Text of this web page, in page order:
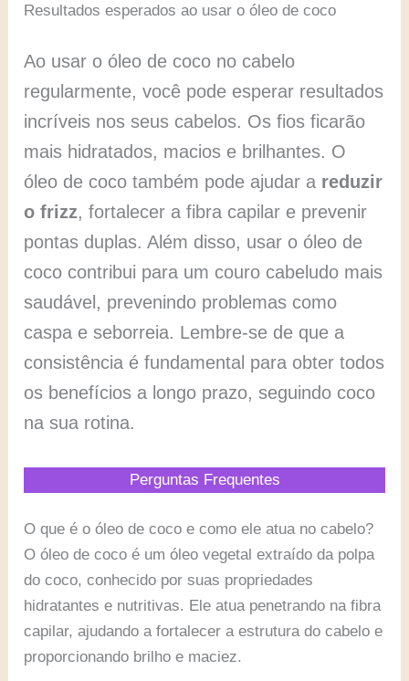
Resultados esperados ao usar o óleo de coco
Ao usar o óleo de coco no cabelo
regularmente, você pode esperar resultados
incríveis nos seus cabelos. Os fios ficarão
mais hidratados, macios e brilhantes. O
óleo de coco também pode ajudar a reduzir
o frizz, fortalecer a fibra capilar e prevenir
pontas duplas. Além disso, usar o óleo de
coco contribui para um couro cabeludo mais
saudável, prevenindo problemas como
caspa e seborreia. Lembre-se de que a
consistência é fundamental para obter todos
os benefícios a longo prazo, seguindo coco
na sua rotina.
Perguntas Frequentes
O que é o óleo de coco e como ele atua no cabelo?
O óleo de coco é um óleo vegetal extraído da polpa
do coco, conhecido por suas propriedades
hidratantes e nutritivas. Ele atua penetrando na fibra
capilar, ajudando a fortalecer a estrutura do cabelo e
proporcionando brilho e maciez.